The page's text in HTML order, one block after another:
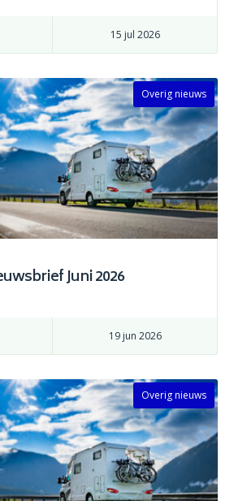
15 jul 2026
Overig nieuws
Juni 2026
19 jun 2026
Overig nieuws